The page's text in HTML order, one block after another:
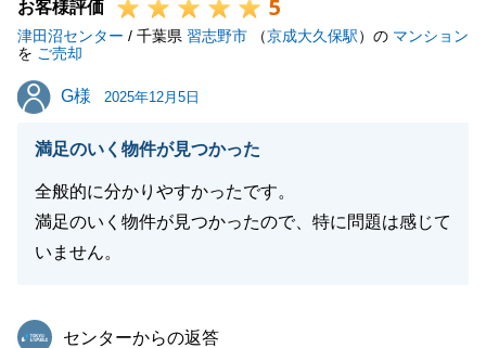
ことでも構いませんので申し付けください。引き続き
よろしくお願いいたします。
お客様評価 5
津田沼センター / 千葉県 習志野市 （京成大久保駅）の マンション
を ご売却
G様
G様 2025年12月5日
満足のいく物件が見つかった
全般的に分かりやすかったです。
満足のいく物件が見つかったので、特に問題は感じて
いません。
東急リバブル
センターからの返答